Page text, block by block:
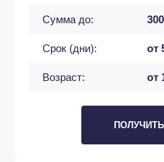
Сумма до:
Срок (дни): от
Возраст: от